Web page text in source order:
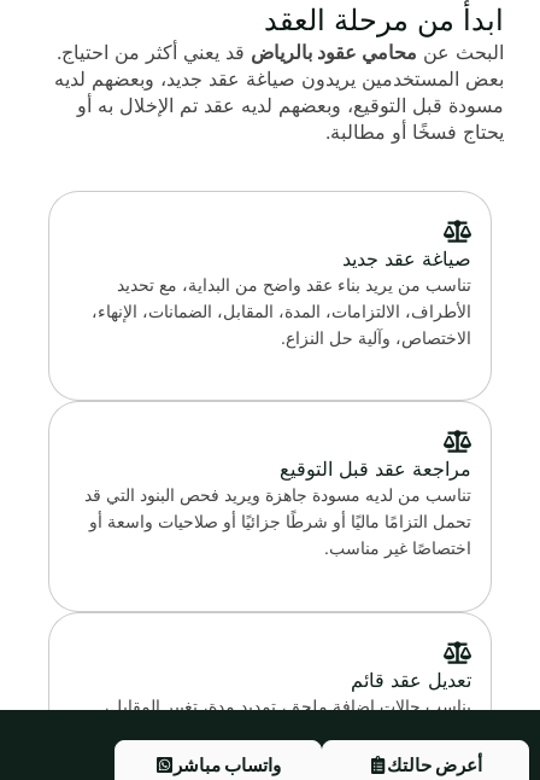
ابدأ من مرحلة العقد
البحث عن محامي عقود بالرياض قد يعني أكثر من احتياج.
بعض المستخدمين يريدون صياغة عقد جديد، وبعضهم لديه
مسودة قبل التوقيع، وبعضهم لديه عقد تم الإخلال به أو
يحتاج فسخًا أو مطالبة.
صياغة عقد جديد
تناسب من يريد بناء عقد واضح من البداية، مع تحديد
الأطراف، الالتزامات، المدة، المقابل، الضمانات، الإنهاء،
الاختصاص، وآلية حل النزاع.
مراجعة عقد قبل التوقيع
تناسب من لديه مسودة جاهزة ويريد فحص البنود التي قد
تحمل التزامًا ماليًا أو شرطًا جزائيًا أو صلاحيات واسعة أو
اختصاصًا غير مناسب.
تعديل عقد قائم
يناسب حالات إضافة ملحق، تمديد مدة، تغيير المقابل،
أعرض حالتك واتساب مباشر